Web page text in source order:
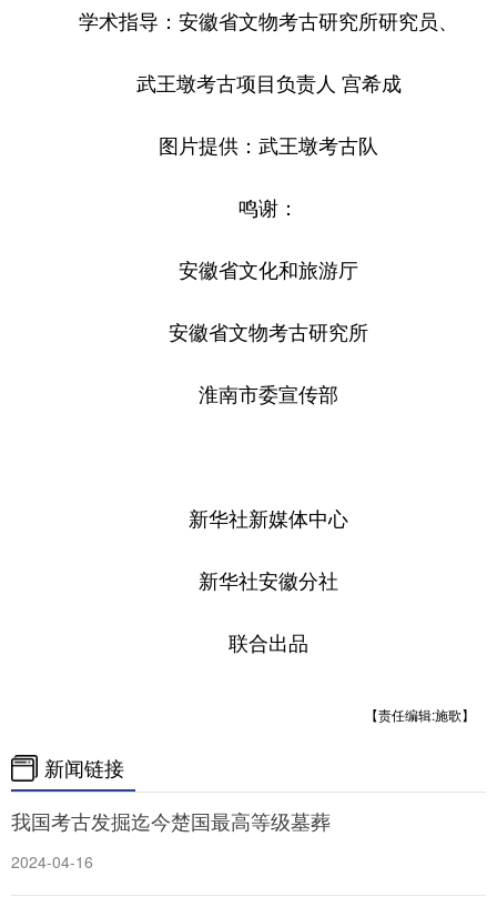
学术指导：安徽省文物考古研究所研究员、
武王墩考古项目负责人 宫希成
图片提供：武王墩考古队
鸣谢：
安徽省文化和旅游厅
安徽省文物考古研究所
淮南市委宣传部
新华社新媒体中心
新华社安徽分社
联合出品
【责任编辑:施歌】
新闻链接
我国考古发掘迄今楚国最高等级墓葬
2024-04-16